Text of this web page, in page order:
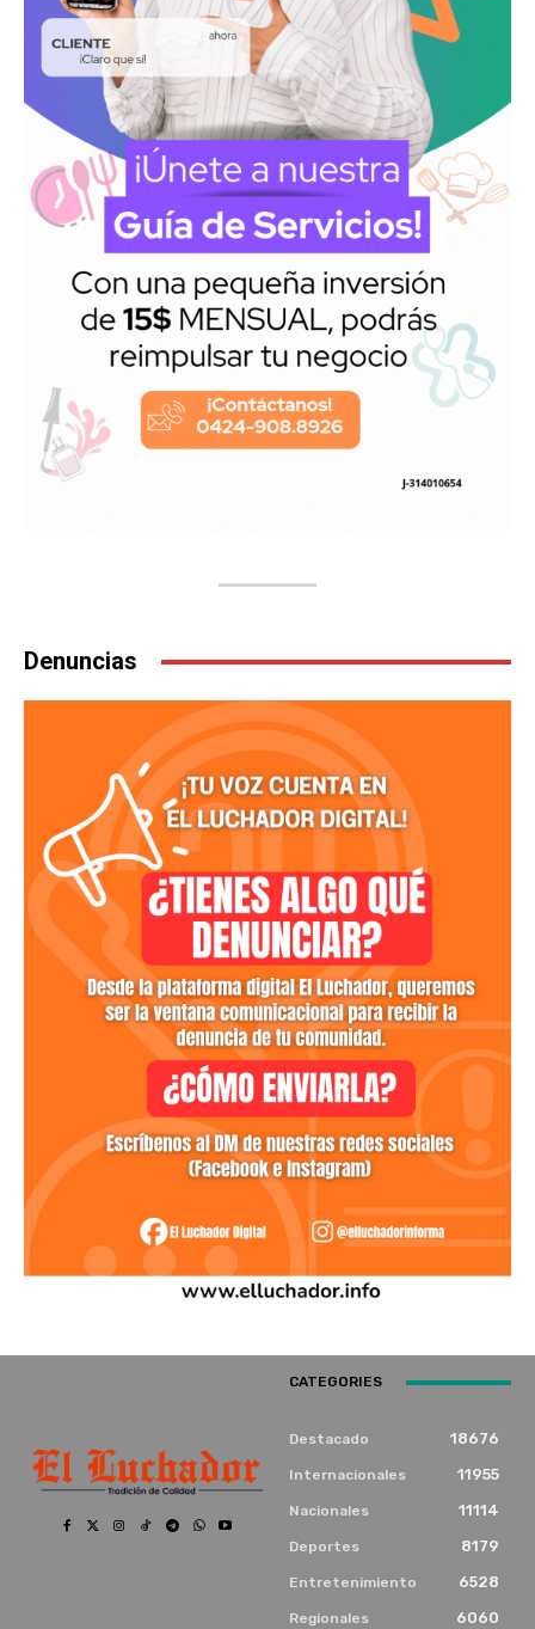
Denuncias
CATEGORIES
Destacado 18676
Internacionales 11955
Nacionales 11114
Deportes 8179
Entretenimiento 6528
Regionales 6060